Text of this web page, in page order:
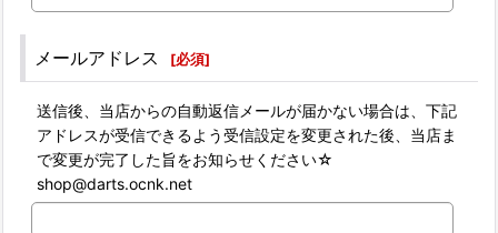
メールアドレス [必須]
送信後、当店からの自動返信メールが届かない場合は、下記
アドレスが受信できるよう受信設定を変更された後、当店ま
で変更が完了した旨をお知らせください☆
shop@darts.ocnk.net